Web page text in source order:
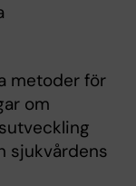
metoder för
om
sjukvårdens